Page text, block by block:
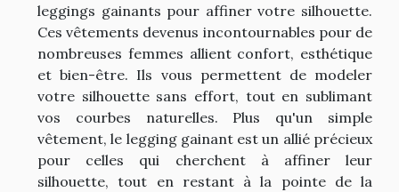
leggings gainants pour affiner votre silhouette.
Ces vêtements devenus incontournables pour de
nombreuses femmes allient confort, esthétique
et bien-être. Ils vous permettent de modeler
votre silhouette sans effort, tout en sublimant
vos courbes naturelles. Plus qu'un simple
vêtement, le legging gainant est un allié précieux
pour celles qui cherchent à affiner leur
silhouette, tout en restant à la pointe de la